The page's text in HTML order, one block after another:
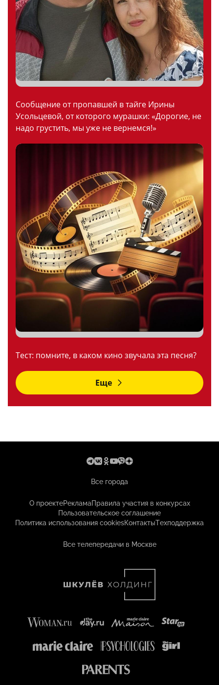
Сообщение от пропавшей в тайге Ирины
Усольцевой, от которого мурашки: «Дорогие, не
надо грустить, мы уже не вернемся!»
Тест: помните, в каком кино звучала эта песня?
Еще
Все города
О проектеРекламаПравила участия в конкурсах
Пользовательское соглашение
Политика использования cookiesКонтактыТехподдержка
Все телепередачи в Москве